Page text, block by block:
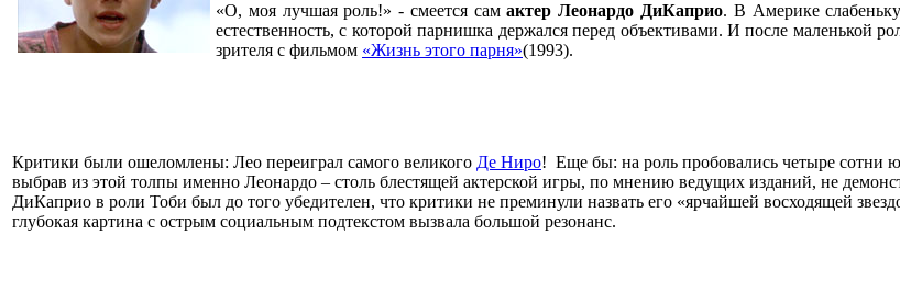
«О, моя лучшая роль!» - смеется самактер Леонардо ДиКаприо. В Америке
естественность, с которой парнишка держался перед объективами. И после маленькой
зрителя с фильмом «Жизнь этого парня»(1993).
Критики были ошеломлены: Лео переиграл самого великого Де Ниро! Еще бы: на роль пробовались четыре сотни
выбрав из этой толпы именно Леонардо – столь блестящей актерской игры, по мнению ведущих изданий, не
ДиКаприо в роли Тоби был до того убедителен, что критики не преминули назвать его «ярчайшей восходящей
глубокая картина с острым социальным подтекстом вызвала большой резонанс.